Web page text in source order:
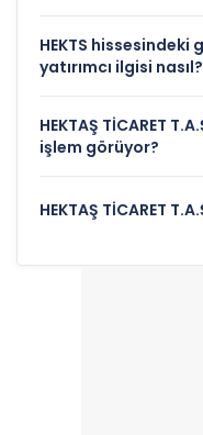
HEKTS hissesindeki
yatırımcı ilgisi nasıl?
HEKTAŞ TİCARET
işlem görüyor?
HEKTAŞ TİCARET